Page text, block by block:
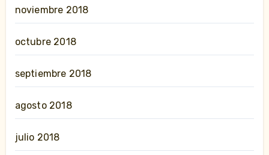
noviembre 2018
octubre 2018
septiembre 2018
agosto 2018
julio 2018